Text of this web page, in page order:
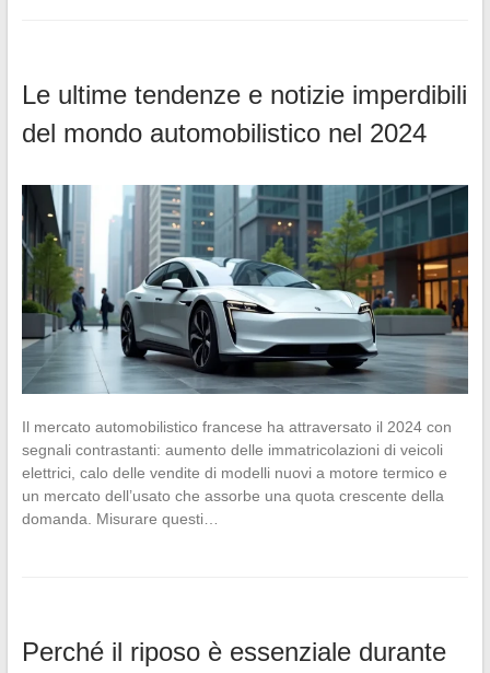
Le ultime tendenze e notizie imperdibili
del mondo automobilistico nel 2024
Il mercato automobilistico francese ha attraversato il 2024 con
segnali contrastanti: aumento delle immatricolazioni di veicoli
elettrici, calo delle vendite di modelli nuovi a motore termico e
un mercato dell’usato che assorbe una quota crescente della
domanda. Misurare questi…
Perché il riposo è essenziale durante